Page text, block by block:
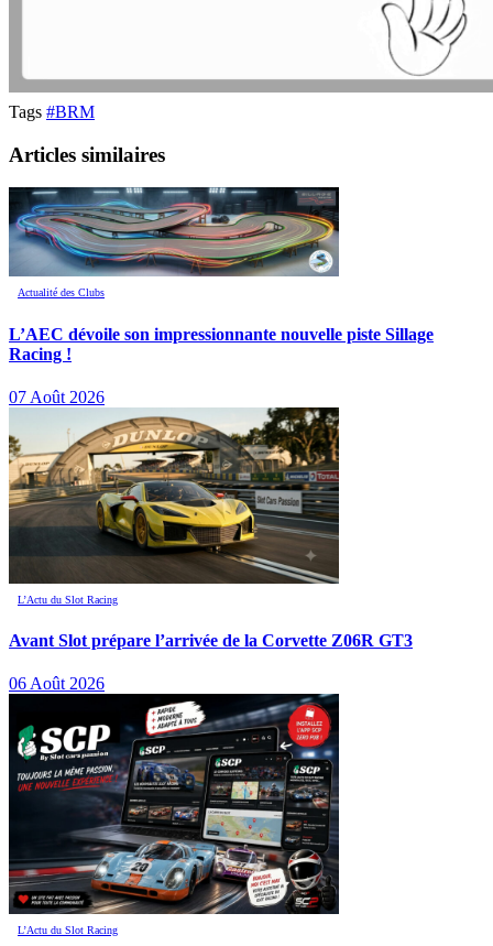
Tags #BRM
Articles similaires
Actualité des Clubs
L’AEC dévoile son impressionnante nouvelle piste Sillage
Racing !
07 Août 2026
L’Actu du Slot Racing
Avant Slot prépare l’arrivée de la Corvette Z06R GT3
06 Août 2026
L’Actu du Slot Racing